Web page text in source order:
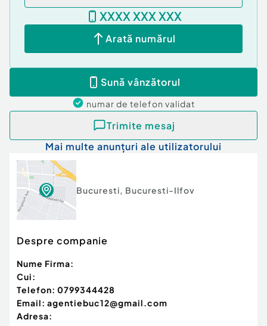
XXXX XXX XXX
Arată numărul
Sună vânzătorul
numar de telefon validat
Trimite mesaj
Mai multe anunțuri ale utilizatorului
Bucuresti, Bucuresti-Ilfov
Despre companie
Nume Firma:
Cui:
Telefon: 0799344428
Email: agentiebuc12@gmail.com
Adresa: